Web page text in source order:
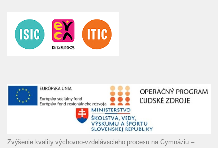
Zvýšenie kvality výchovno-vzdelávacieho procesu na Gymnáziu –